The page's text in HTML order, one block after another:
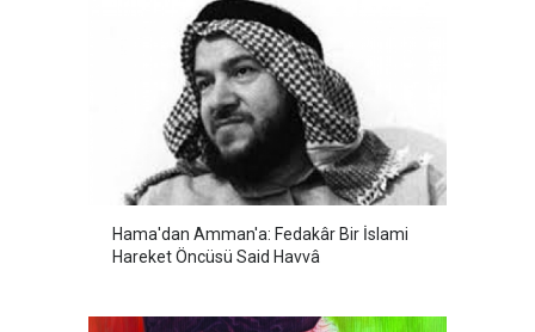
Hama'dan Amman'a: Fedakâr Bir İslami
Hareket Öncüsü Said Havvâ